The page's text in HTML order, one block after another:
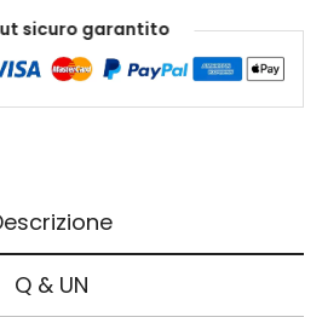
sicuro garantito
Q & UN